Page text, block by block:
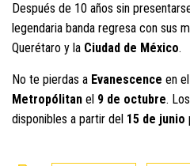
Después de 10 años sin
legendaria banda regresa con sus
Querétaro y la Ciudad de México.
No te pierdas a Evanescence en el
Metropólitan el 9 de octubre.
disponibles a partir del 15 de junio